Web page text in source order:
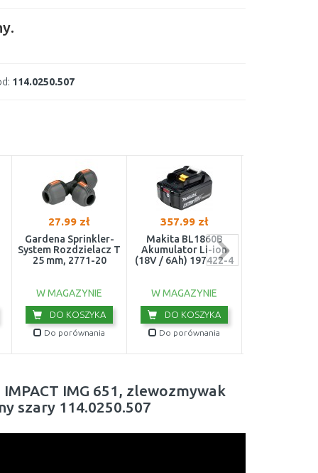
114.0250.507
27.99 zł
Gardena Sprinkler-
System Rozdzielacz T
25 mm, 2771-20
W MAGAZYNIE
DO KOSZYKA
Do porównania
357.99 zł
Makita BL1860B
Akumulator Li-ion
(18V / 6Ah) 197422-4
W MAGAZYNIE
DO KOSZYKA
Do porównania
IMG 651, zlewozmywak
szary 114.0250.507